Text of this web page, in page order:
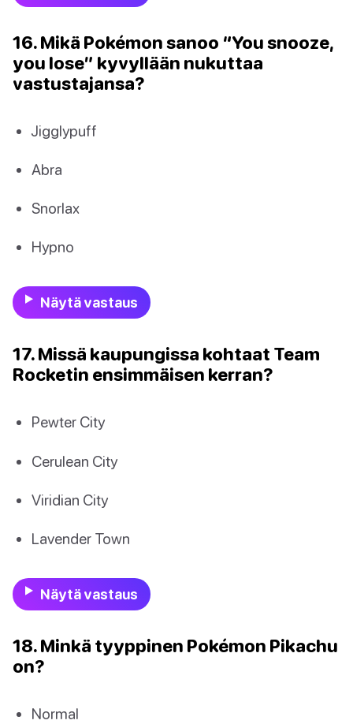
16. Mikä Pokémon sanoo “You snooze,
you lose” kyvyllään nukuttaa
vastustajansa?
Jigglypuff
Abra
Snorlax
Hypno
Näytä vastaus
17. Missä kaupungissa kohtaat Team
Rocketin ensimmäisen kerran?
Pewter City
Cerulean City
Viridian City
Lavender Town
Näytä vastaus
18. Minkä tyyppinen Pokémon Pikachu
on?
Normal